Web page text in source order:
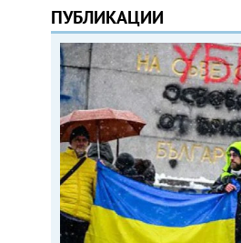
ПУБЛИКАЦИИ